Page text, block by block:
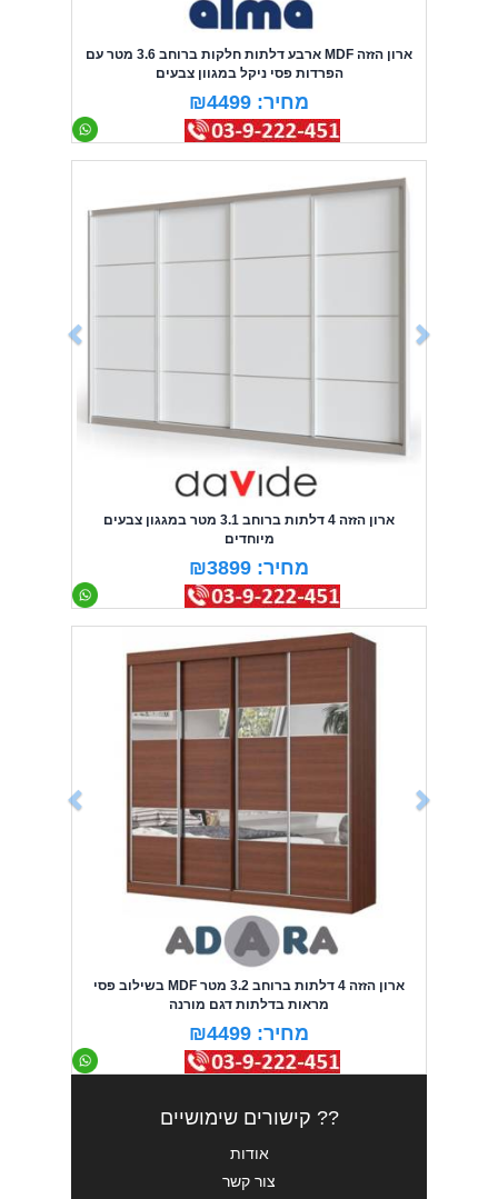
ארון הזזה MDF ארבע דלתות חלקות ברוחב 3.6 מטר עם
הפרדות פסי ניקל במגוון צבעים
מחיר: ₪4499
Next
ארון הזזה 4 דלתות ברוחב 3.1 מטר במגגון צבעים
מיוחדים
מחיר: ₪3899
ארון הזזה 4 דלתות ברוחב 3.2 מטר MDF בשילוב פסי
מראות בדלתות דגם מורנה
מחיר: ₪4499
?? קישורים שימושיים
אודות
צור קשר